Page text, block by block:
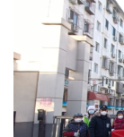
专题
资料库